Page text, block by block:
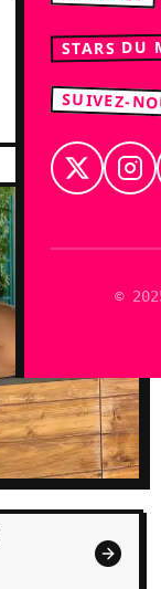
STARS DU
SUIVEZ-
©